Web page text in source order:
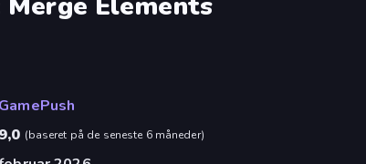
GamePush
9,0 (baseret på de seneste 6 måneder)